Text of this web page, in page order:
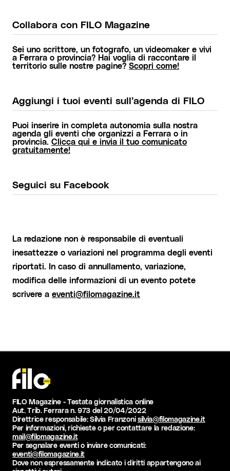
Collabora con FILO Magazine
Sei uno scrittore, un fotografo, un videomaker e vivi
a Ferrara o provincia? Hai voglia di raccontare il
territorio sulle nostre pagine? Scopri come!
Aggiungi i tuoi eventi sull’agenda di FILO
Puoi inserire in completa autonomia sulla nostra
agenda gli eventi che organizzi a Ferrara o in
provincia. Clicca qui e invia il tuo comunicato
gratuitamente!
Seguici su Facebook
La redazione non è responsabile di eventuali
inesattezze o variazioni nel programma degli eventi
riportati. In caso di annullamento, variazione,
modifica delle informazioni di un evento potete
scrivere a eventi@filomagazine.it
FILO Magazine - Testata giornalistica online
Aut. Trib. Ferrara n. 973 del 20/04/2022
Direttrice responsabile: Silvia Franzonisilvia@filomagazine.it
Per informazioni, richieste o per contattare la redazione:
mail@filomagazine.it
Per segnalare eventi o inviare comunicati:
eventi@filomagazine.it
Dove non espressamente indicato i diritti appartengono ai